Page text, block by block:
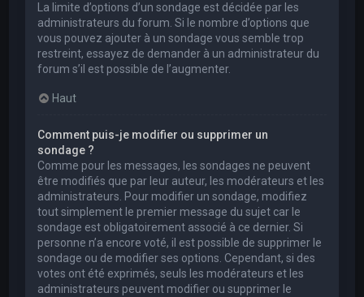
La limite d’options d’un sondage est décidée par les
administrateurs du forum. Si le nombre d’options que
vous pouvez ajouter à un sondage vous semble trop
restreint, essayez de demander à un administrateur du
forum s’il est possible de l’augmenter.
Haut
Comment puis-je modifier ou supprimer un
sondage ?
Comme pour les messages, les sondages ne peuvent
être modifiés que par leur auteur, les modérateurs et les
administrateurs. Pour modifier un sondage, modifiez
tout simplement le premier message du sujet car le
sondage est obligatoirement associé à ce dernier. Si
personne n’a encore voté, il est possible de supprimer le
sondage ou de modifier ses options. Cependant, si des
votes ont été exprimés, seuls les modérateurs et les
administrateurs peuvent modifier ou supprimer le